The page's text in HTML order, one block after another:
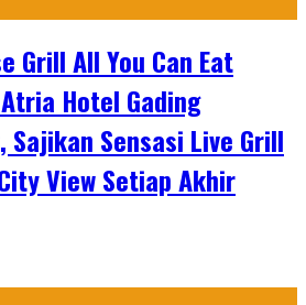
Grill All You Can Eat
Hotel Gading
Sajikan Sensasi Live Grill
View Setiap Akhir